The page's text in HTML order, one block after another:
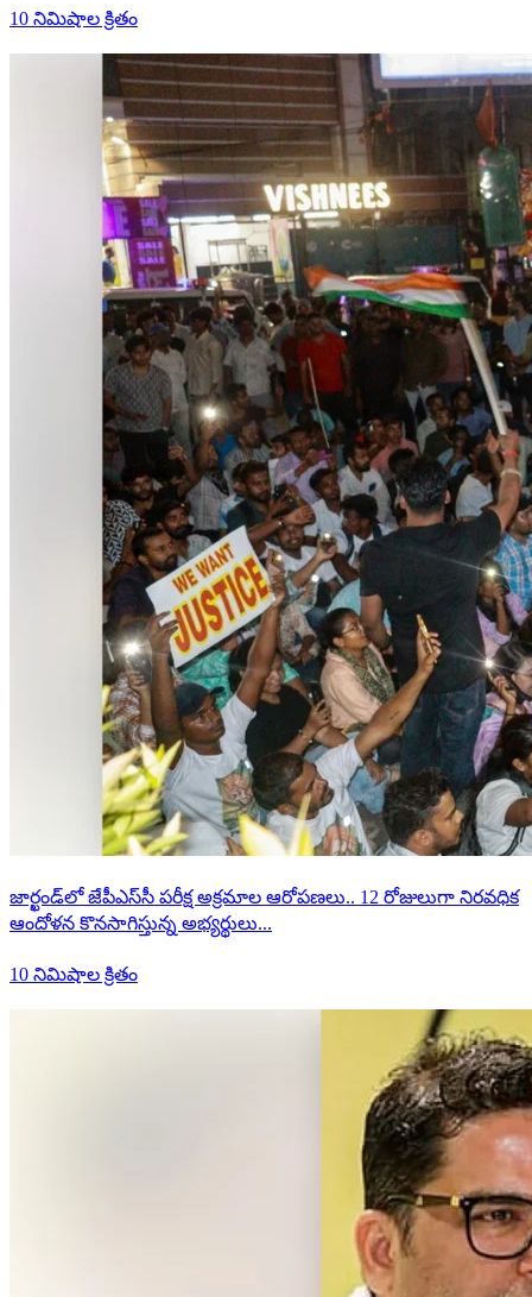
10 నిమిషాల క్రితం
జార్ఖండ్‌లో జేపీఎస్‌సీ పరీక్ష అక్రమాల ఆరోపణలు.. 12 రోజులుగా నిరవధిక
ఆందోళన కొనసాగిస్తున్న అభ్యర్థులు...
10 నిమిషాల క్రితం